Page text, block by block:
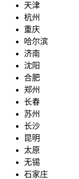
天津
杭州
重庆
哈尔滨
济南
沈阳
合肥
郑州
长春
苏州
长沙
昆明
太原
无锡
石家庄